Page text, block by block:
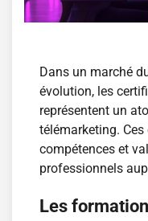
Dans un marché
évolution, les
représentent un
télémarketing.
compétences et
professionnels
Les